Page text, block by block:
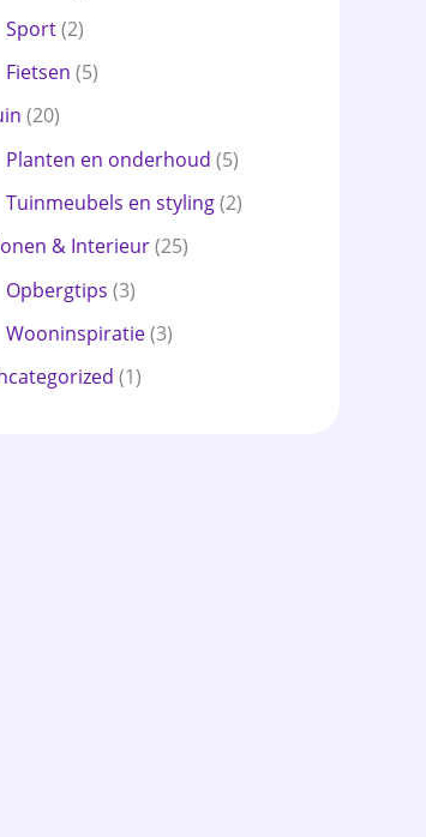
Sport(2)
Fietsen (5)
(20)
Planten en onderhoud (5)
Tuinmeubels en styling(2)
& Interieur(25)
Opbergtips (3)
Wooninspiratie(3)
(1)